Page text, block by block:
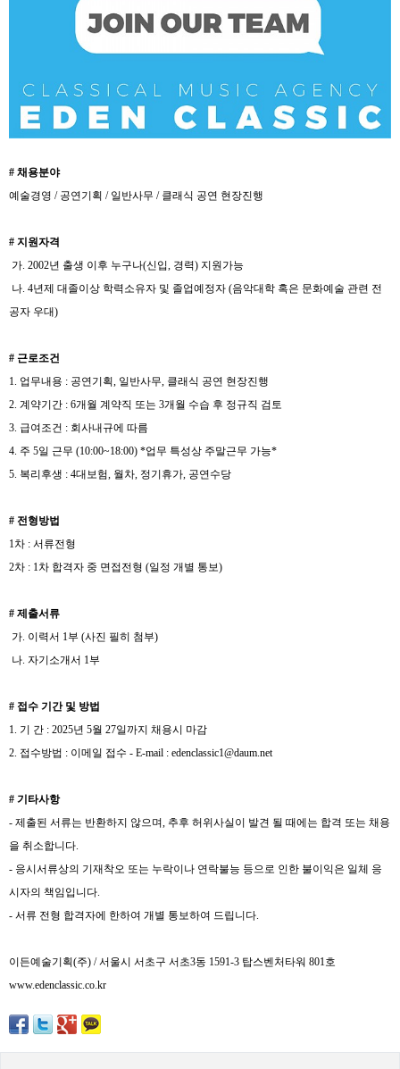
# 채용분야
예술경영 / 공연기획 / 일반사무 / 클래식 공연 현장진행
# 지원자격
가. 2002년 출생 이후 누구나(신입, 경력) 지원가능
나. 4년제 대졸이상 학력소유자 및 졸업예정자 (음악대학 혹은 문화예술 관련 전
공자 우대)
# 근로조건
1. 업무내용 : 공연기획, 일반사무, 클래식 공연 현장진행
2. 계약기간 : 6개월 계약직 또는 3개월 수습 후 정규직 검토
3. 급여조건 : 회사내규에 따름
4. 주 5일 근무 (10:00~18:00) *업무 특성상 주말근무 가능*
5. 복리후생 : 4대보험, 월차, 정기휴가, 공연수당
# 전형방법
1차 : 서류전형
2차 : 1차 합격자 중 면접전형 (일정 개별 통보)
# 제출서류
가. 이력서 1부 (사진 필히 첨부)
나. 자기소개서 1부
# 접수 기간 및 방법
1. 기 간 : 2025년 5월 27일까지 채용시 마감
2. 접수방법 : 이메일 접수 - E-mail : edenclassic1@daum.net
# 기타사항
- 제출된 서류는 반환하지 않으며, 추후 허위사실이 발견 될 때에는 합격 또는 채용
을 취소합니다.
- 응시서류상의 기재착오 또는 누락이나 연락불능 등으로 인한 불이익은 일체 응
시자의 책임입니다.
- 서류 전형 합격자에 한하여 개별 통보하여 드립니다.
이든예술기획(주) / 서울시 서초구 서초3동 1591-3 탑스벤처타워 801호
www.edenclassic.co.kr